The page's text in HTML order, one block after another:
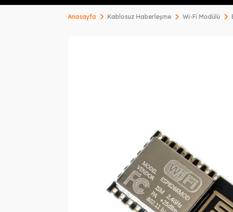
Anasayfa Kablosuz Haberleşme Wi-Fi Modülü